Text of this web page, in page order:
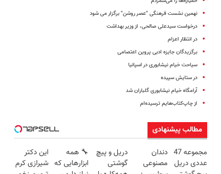
نهمین نشست فرهنگی "عصر روشن" برگزار می شود
درخواست سیدعلی صالحی، از وزیر بهداشت
در انتظار اعزام
برگزیدگان جایزه‌ ادبی پروین اعتصامی
سیاحت خیام نیشابوری در اسپانیا
در ستایش سپیده
آرامگاه خیام نیشابوری گلباران شد
از چاپ‌کتاب‌هایم ترسیده‌ام
مطالب پیشنهادی
مجموعه 47
عددی دریل
دندان
مصنوعی
دریل و پیچ
گوشتی
🔧 همه
ابزارهایی که
این دکتر
شیرازی کرم